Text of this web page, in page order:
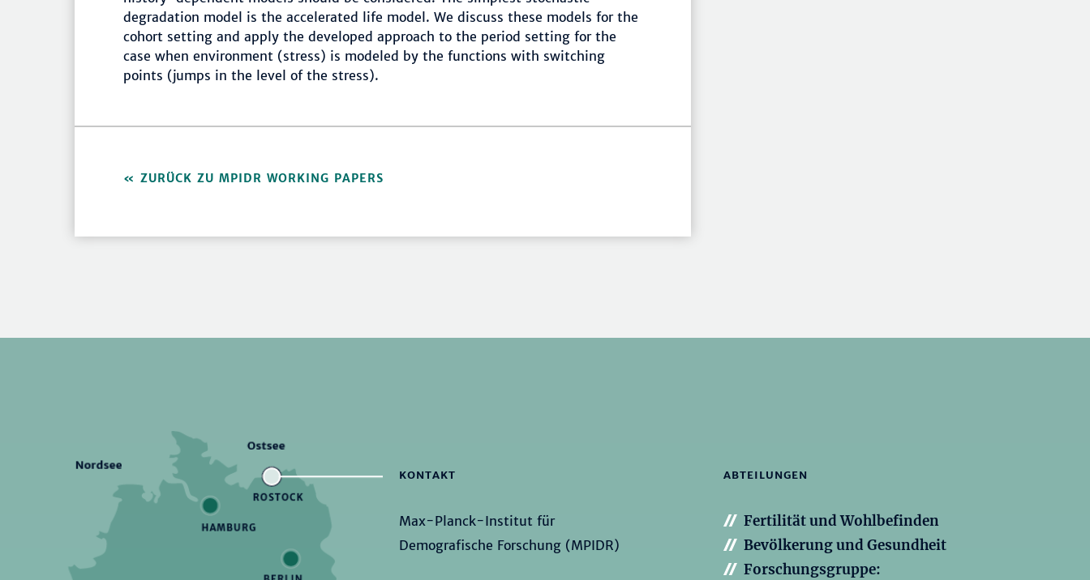
degradation model is the accelerated life model. We discuss these models for the
cohort setting and apply the developed approach to the period setting for the
case when environment (stress) is modeled by the functions with switching
points (jumps in the level of the stress).
ZURÜCK ZU MPIDR WORKING PAPERS
KONTAKT
Max-Planck-Institut für
Demografische Forschung (MPIDR)
ABTEILUNGEN
Fertilität und Wohlbefinden
Bevölkerung und Gesundheit
Forschungsgruppe: